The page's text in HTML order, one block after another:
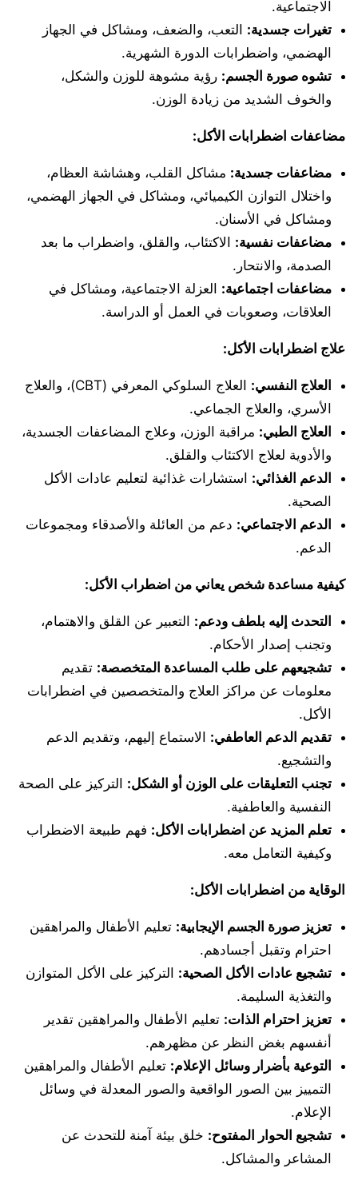
الاجتماعية.
تغيرات جسدية: التعب، والضعف، ومشاكل في الجهاز
الهضمي، واضطرابات الدورة الشهرية.
تشوه صورة الجسم: رؤية مشوهة للوزن والشكل،
والخوف الشديد من زيادة الوزن.
مضاعفات اضطرابات الأكل:
مضاعفات جسدية: مشاكل القلب، وهشاشة العظام،
واختلال التوازن الكيميائي، ومشاكل في الجهاز الهضمي،
ومشاكل في الأسنان.
مضاعفات نفسية: الاكتئاب، والقلق، واضطراب ما بعد
الصدمة، والانتحار.
مضاعفات اجتماعية: العزلة الاجتماعية، ومشاكل في
العلاقات، وصعوبات في العمل أو الدراسة.
علاج اضطرابات الأكل:
العلاج النفسي:
العلاج السلوكي المعرفي (CBT)، والعلاج
الأسري، والعلاج الجماعي.
العلاج الطبي: مراقبة الوزن، وعلاج المضاعفات الجسدية،
والأدوية لعلاج الاكتئاب والقلق.
الدعم الغذائي: استشارات غذائية لتعليم عادات الأكل
الصحية.
الدعم الاجتماعي: دعم من العائلة والأصدقاء ومجموعات
الدعم.
كيفية مساعدة شخص يعاني من اضطراب الأكل:
التحدث إليه بلطف ودعم: التعبير عن القلق والاهتمام،
وتجنب إصدار الأحكام.
تشجيعهم على طلب المساعدة المتخصصة: تقديم
معلومات عن مراكز العلاج والمتخصصين في اضطرابات
الأكل.
تقديم الدعم العاطفي: الاستماع إليهم، وتقديم الدعم
والتشجيع.
تجنب التعليقات على الوزن أو الشكل: التركيز على الصحة
النفسية والعاطفية.
تعلم المزيد عن اضطرابات الأكل: فهم طبيعة الاضطراب
وكيفية التعامل معه.
الوقاية من اضطرابات الأكل:
تعزيز صورة الجسم الإيجابية: تعليم الأطفال والمراهقين
احترام وتقبل أجسادهم.
تشجيع عادات الأكل الصحية: التركيز على الأكل المتوازن
والتغذية السليمة.
تعزيز احترام الذات: تعليم الأطفال والمراهقين تقدير
أنفسهم بغض النظر عن مظهرهم.
التوعية بأضرار وسائل الإعلام: تعليم الأطفال والمراهقين
التمييز بين الصور الواقعية والصور المعدلة في وسائل
الإعلام.
تشجيع الحوار المفتوح: خلق بيئة آمنة للتحدث عن
المشاعر والمشاكل.